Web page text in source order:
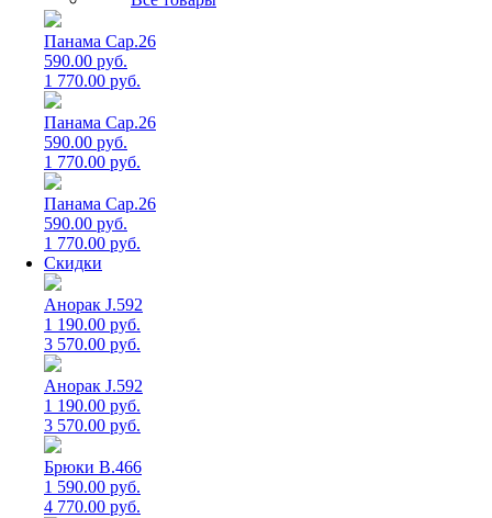
Панама Cap.26
590.00 руб.
1 770.00 руб.
Панама Cap.26
590.00 руб.
1 770.00 руб.
Панама Cap.26
590.00 руб.
1 770.00 руб.
Скидки
Анорак J.592
1 190.00 руб.
3 570.00 руб.
Анорак J.592
1 190.00 руб.
3 570.00 руб.
Брюки B.466
1 590.00 руб.
4 770.00 руб.